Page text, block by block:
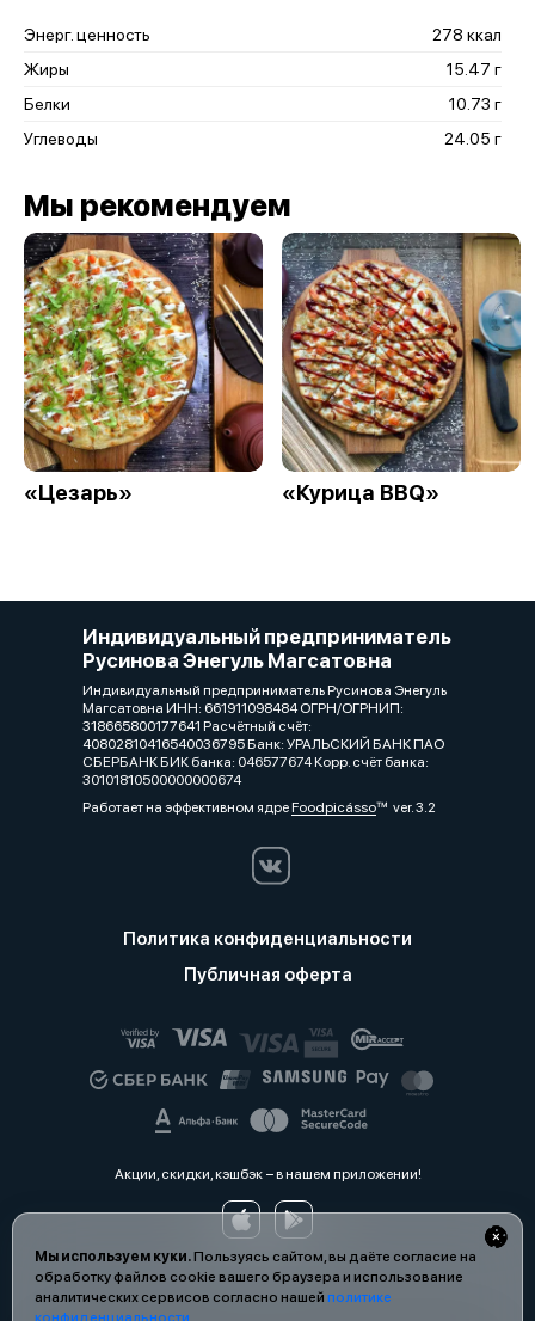
Мы используем куки.Пользуясь сайтом, вы даёте согласие на
обработку файлов cookie вашего браузера и использование
аналитических сервисов согласно нашей политике
конфиденциальности
Энерг. ценность
278 ккал
Жиры
15.47 г
Белки
10.73 г
Углеводы
24.05 г
Мы рекомендуем
«Цезарь» «Курица BBQ»
Индивидуальный предприниматель
Русинова Энегуль Магсатовна
Индивидуальный предприниматель Русинова Энегуль
Магсатовна ИНН: 661911098484 ОГРН/ОГРНИП:
318665800177641 Расчётный счёт:
40802810416540036795 Банк: УРАЛЬСКИЙ БАНК ПАО
СБЕРБАНК БИК банка: 046577674 Корр. счёт банка:
30101810500000000674
Работает на эффективном ядреFoodpicássover. 3.2
Политика конфиденциальности
Публичная оферта
Акции, скидки, кэшбэк − в нашем приложении!